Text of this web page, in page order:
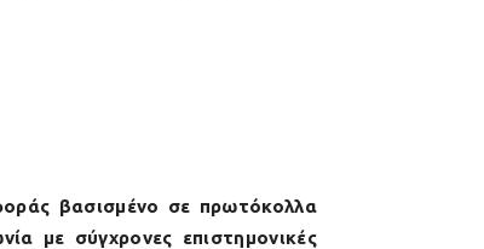
βασισμένο σε πρωτόκολλα
με σύγχρονες επιστημονικές